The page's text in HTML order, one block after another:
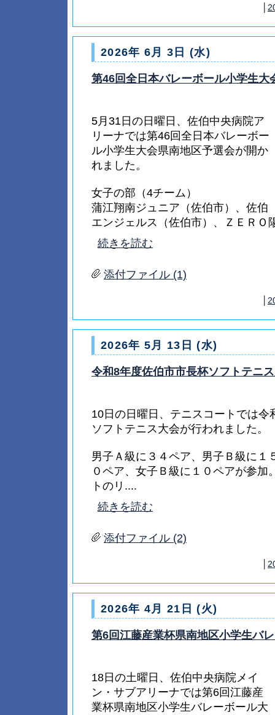
2026年 6月 3日 (水)
第46回全日本バレーボール小学生大
5月31日の日曜日、佐伯中央病院ア
リーナでは第46回全日本バレーボー
ル小学生大会県南地区予選会が開か
れました。
女子の部（4チーム）
蒲江翔南ジュニア（佐伯市）、佐伯
エンジェルス（佐伯市）、ＺＥＲＯ
続きを読む
添付ファイル (1)
2026年 5月 13日 (水)
令和8年度佐伯市市長杯ソフトテニ
10日の日曜日、テニスコートでは令
ソフトテニス大会が行われました。
男子Ａ級に３４ペア、男子Ｂ級に１
０ペア、女子Ｂ級に１０ペアが参加
トのリ....
続きを読む
添付ファイル (2)
2026年 4月 21日 (火)
第6回江藤産業杯県南地区小学生バ
18日の土曜日、佐伯中央病院メイ
ン・サブアリーナでは第6回江藤産
業杯県南地区小学生バレーボール大